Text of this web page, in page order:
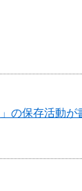
の保存活動が